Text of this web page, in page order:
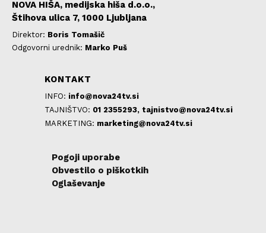
NOVA HIŠA, medijska hiša d.o.o.,
Štihova ulica 7, 1000 Ljubljana
Direktor: Boris Tomašič
Odgovorni urednik: Marko Puš
KONTAKT
INFO: info@nova24tv.si
TAJNIŠTVO: 01 2355293, tajnistvo@nova24tv.si
MARKETING: marketing@nova24tv.si
Pogoji uporabe
Obvestilo o piškotkih
Oglaševanje